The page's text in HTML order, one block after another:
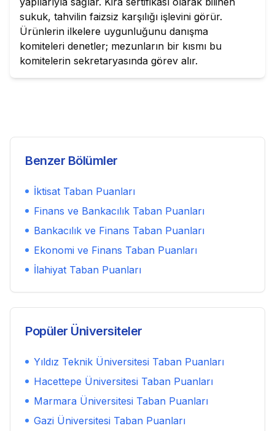
sukuk, tahvilin faizsiz karşılığı işlevini görür.
Ürünlerin ilkelere uygunluğunu danışma
komiteleri denetler; mezunların bir kısmı bu
komitelerin sekretaryasında görev alır.
Benzer Bölümler
İktisat Taban Puanları
Finans ve Bankacılık Taban Puanları
Bankacılık ve Finans Taban Puanları
Ekonomi ve Finans Taban Puanları
İlahiyat Taban Puanları
Popüler Üniversiteler
Yıldız Teknik Üniversitesi Taban Puanları
Hacettepe Üniversitesi Taban Puanları
Marmara Üniversitesi Taban Puanları
Gazi Üniversitesi Taban Puanları